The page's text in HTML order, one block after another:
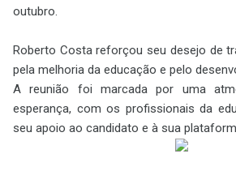
outubro.
Roberto Costa reforçou seu desejo de
pela melhoria da educação e pelo
A reunião foi marcada por uma
esperança, com os profissionais da
seu apoio ao candidato e à sua